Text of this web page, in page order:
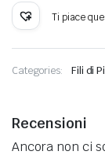
di
pietra
Ti piace
Categories: Fili di
Recensioni
Ancora non ci